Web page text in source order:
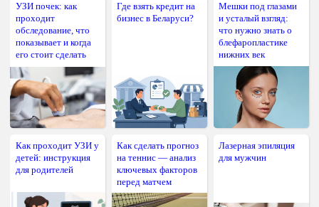
УЗИ почек: как
проходит
обследование, что
показывает и когда
его стоит сделать
Где взять кредит на
бизнес в Беларуси?
Мешки под глазами
и усталый взгляд:
что нужно знать о
блефаропластике
нижних век
Как проходит УЗИ у
детей: инструкция
для родителей
Как сделать прогноз
на теннис — анализ
ключевых факторов
перед матчем
Лазерная эпиляция
для мужчин